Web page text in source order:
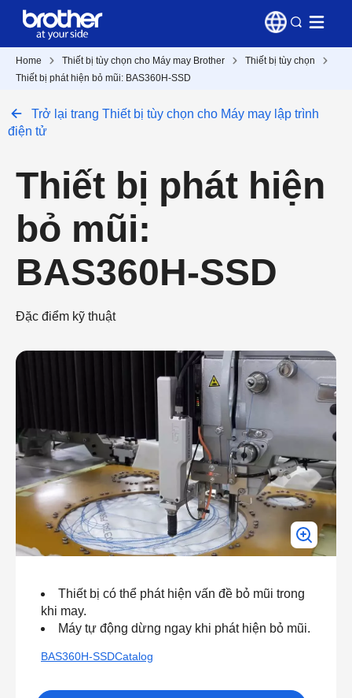
Home Thiết bị tùy chọn cho Máy may Brother
Thiết bị tùy chọn
Thiết bị phát hiện bỏ mũi: BAS360H-SSD
Trở lại trang Thiết bị tùy chọn cho Máy may lập trình
điện tử
Thiết bị phát hiện
bỏ mũi:
BAS360H-SSD
Đặc điểm kỹ thuật
Thiết bị có thể phát hiện vấn đề bỏ mũi trong
khi may.
Máy tự động dừng ngay khi phát hiện bỏ mũi.
BAS360H-SSDCatalog